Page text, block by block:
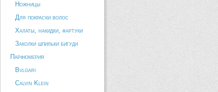
Ножницы
Для покраски волос
Халаты, накидки, фартуки
Заколки шпильки бигуди
Парфюмерия
Bvlgari
Calvin Klein